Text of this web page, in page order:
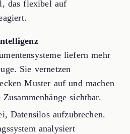
das flexibel auf
liefern mehr
Sie vernetzen
Muster auf und machen
sichtbar.
Datensilos aufzubrechen.
analysiert